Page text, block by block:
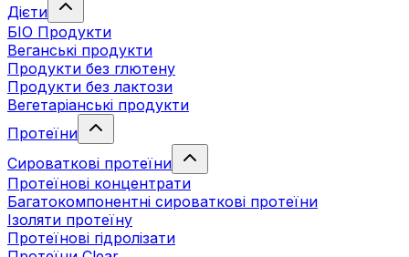
Дієти
БІО Продукти
Веганські продукти
Продукти без глютену
Продукти без лактози
Вегетаріанські продукти
Протеїни
Сироваткові протеїни
Протеїнові концентрати
Багатокомпонентні сироваткові протеїни
Ізоляти протеїну
Протеїнові гідролізати